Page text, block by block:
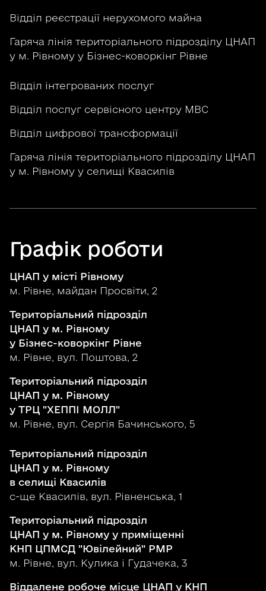
Відділ реєстрації нерухомого майна
Гаряча лінія територіального підрозділу ЦНАП
у м. Рівному у Бізнес-коворкінг Рівне
Відділ інтегрованих послуг
Відділ послуг сервісного центру МВС
Відділ цифрової трансформації
Гаряча лінія територіального підрозділу ЦНАП
у м. Рівному у селищі Квасилів
Графік роботи
ЦНАП у місті Рівному
м. Рівне, майдан Просвіти, 2
Територіальний підрозділ
ЦНАП у м. Рівному
у Бізнес-коворкінг Рівне
м. Рівне, вул. Поштова, 2
Територіальний підрозділ
ЦНАП у м. Рівному
у ТРЦ "ХЕППІ МОЛЛ"
м. Рівне, вул. Сергія Бачинського, 5
Територіальний підрозділ
ЦНАП у м. Рівному
в селищі Квасилів
с-ще Квасилів, вул. Рівненська, 1
Територіальний підрозділ
ЦНАП у м. Рівному у приміщенні
КНП ЦПМСД "Ювілейний" РМР
м. Рівне, вул. Кулика і Гудачека, 3
Віддалене робоче місце ЦНАП у КНП